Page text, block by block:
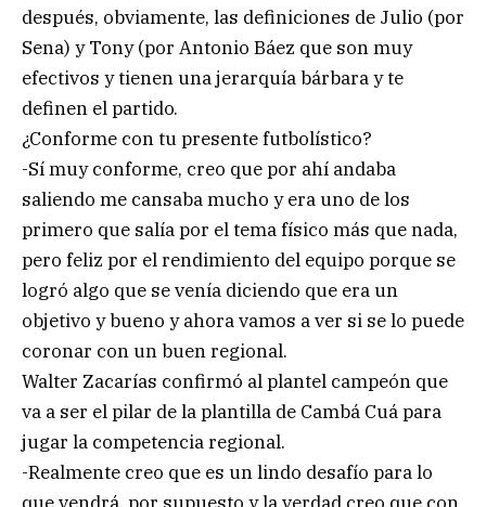
después, obviamente, las definiciones de Julio (por
Sena) y Tony (por Antonio Báez que son muy
efectivos y tienen una jerarquía bárbara y te
definen el partido.
¿Conforme con tu presente futbolístico?
-Sí muy conforme, creo que por ahí andaba
saliendo me cansaba mucho y era uno de los
primero que salía por el tema físico más que nada,
pero feliz por el rendimiento del equipo porque se
logró algo que se venía diciendo que era un
objetivo y bueno y ahora vamos a ver si se lo puede
coronar con un buen regional.
Walter Zacarías confirmó al plantel campeón que
va a ser el pilar de la plantilla de Cambá Cuá para
jugar la competencia regional.
-Realmente creo que es un lindo desafío para lo